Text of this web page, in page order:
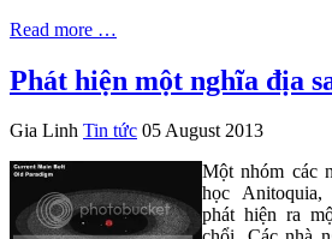
Read more …
Phát hiện một nghĩa địa
Gia Linh Tin tức 05 August 2013
Một nhóm các
học Anitoquia,
phát hiện ra